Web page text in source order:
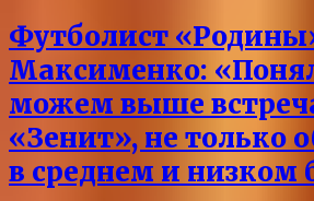
Футболист
Максименко:
можем выше
«Зенит», не только
в среднем и низком